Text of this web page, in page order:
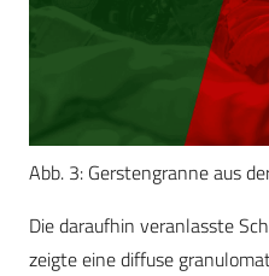
Abb. 3: Gerstengranne aus
Die daraufhin veranlasste
zeigte eine diffuse